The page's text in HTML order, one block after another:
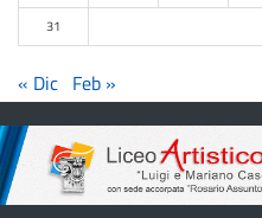
31
« Dic Feb »